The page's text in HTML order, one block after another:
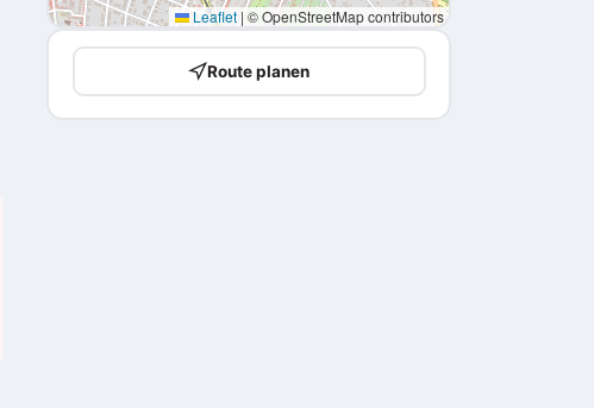
Leaflet | © OpenStreetMap contributors
Route planen